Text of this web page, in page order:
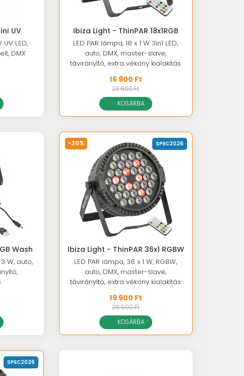
UV
UV LED,
DMX
Ibiza Light - ThinPAR 18x1RGB
LED PAR lámpa, 18 x 1 W 3in1 LED,
auto, DMX, master-slave,
távirányító, extra vékony kialakítás
16 900 Ft
23 600 Ft
KOSÁRBA
Wash
3 W, auto,
-30% SPEC2026
Ibiza Light - ThinPAR 36x1 RGBW
LED PAR lámpa, 36 x 1 W, RGBW,
auto, DMX, master-slave,
távirányító, extra vékony kialakítás
19 900 Ft
28 500 Ft
KOSÁRBA
SPEC2026